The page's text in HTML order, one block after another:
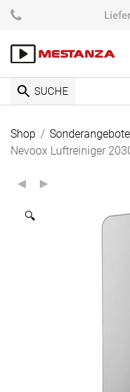
Skip
content
SUCHE
Shop / Sonderangebote
Nevoox Luftreiniger
🔍